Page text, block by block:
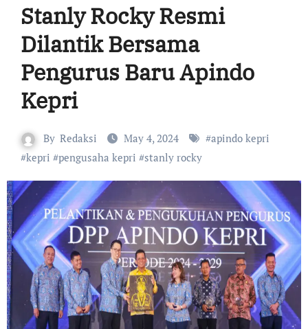
Stanly Rocky Resmi
Dilantik Bersama
Pengurus Baru Apindo
Kepri
By Redaksi May 4, 2024 #apindo kepri
#kepri #pengusaha kepri #stanly rocky